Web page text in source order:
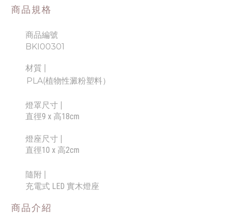
商品規格
商品編號
BKI00301
材質 |
PLA(植物性澱粉塑料）
燈罩尺寸
直徑9 x 高18cm
燈座尺寸
直徑10 x 高2cm
隨附
充電式 LED 實木燈座
商品介紹